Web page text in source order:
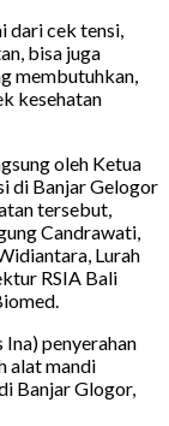
dari cek tensi,
bisa juga
membutuhkan,
kesehatan
oleh Ketua
di Banjar Gelogor
tersebut,
Candrawati,
Lurah
RSIA Bali
penyerahan
alat mandi
Banjar Glogor,